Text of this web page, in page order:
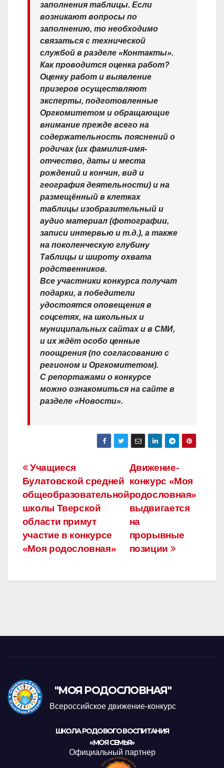
заполнения таблицы. Если
возникают вопросы по
заполнению, то необходимо
связаться с технической
службой в разделе «Контакты».
Как проводится оценка работ?
Оценку работ и выявление
призеров осуществляют
эксперты, подготовленные
Оргкомитетом и обращающие
внимание прежде всего на
содержательность пояснений о
родичах (их фамилия-имя-
отчество, даты и места
рождений и кончин, вид и
география деятельности) и на
размещённый в клетках
таблицы изобразительный и
аудио материал (фотографии,
записи интервью и т.д.), а также
на поколенческую глубину
Таблицы и широту охвата
родственников.
Все участники конкурса получат
подарки, а победители
удостоятся оповещения в
соцсетях, на школьных и
муниципальных сайтах и в СМИ,
и их ждёт особо ценные
поощрения (по согласованию с
регионом и Оргкомитетом).
С репортажами о конкурсе
можно ознакомиться на сайте в
разделе «Новости».
Навигация
по
записям
Движение-
конкурс «Моя
родословная»
выдвигается
на
прорывные
позиции
Учащиеся
Булатовской средней
общеобразовательной
школы Тверской
области примут
участие в конкурсе
«Моя родословная»
"МОЯ РОДОСЛОВНАЯ"
Всероссийское движение-конкурс
ШКОЛА РОДОВОГО ВОСПИТАНИЯ
«МОЯ СЕМЬЯ»
Официальный партнер